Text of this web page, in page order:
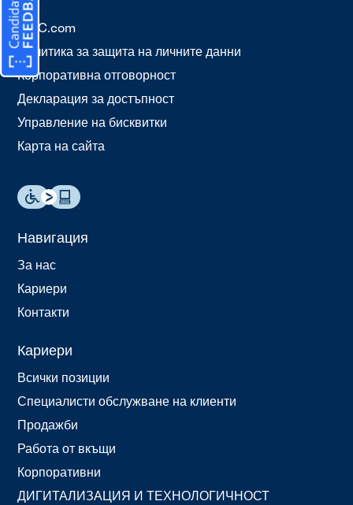
TTEC.com
Политика за защита на личните данни
Корпоративна отговорност
Декларация за достъпност
Управление на бисквитки
Карта на сайта
Навигация
За нас
Кариери
Контакти
Кариери
Всички позиции
Специалисти обслужване на клиенти
Продажби
Работа от вкъщи
Корпоративни
ДИГИТАЛИЗАЦИЯ И ТЕХНОЛОГИЧНОСТ